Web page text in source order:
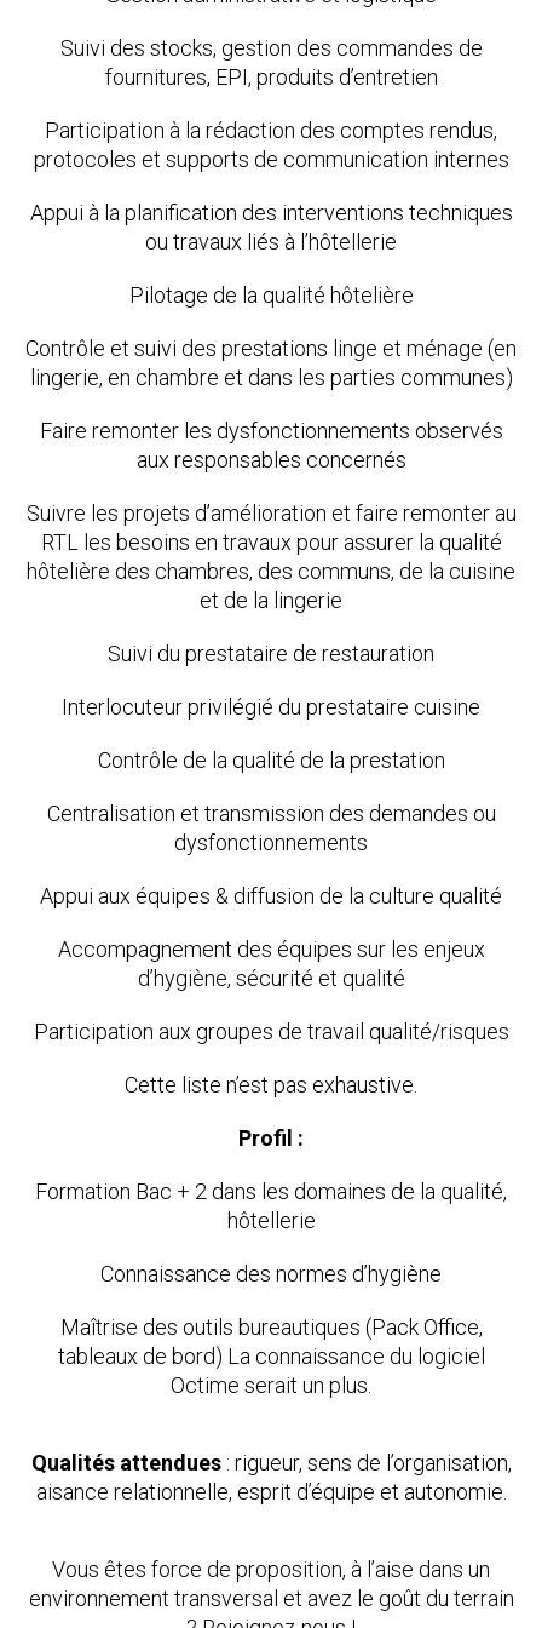
Suivi des stocks, gestion des commandes de
fournitures, EPI, produits d’entretien
Participation à la rédaction des comptes rendus,
protocoles et supports de communication internes
Appui à la planification des interventions techniques
ou travaux liés à l’hôtellerie
Pilotage de la qualité hôtelière
Contrôle et suivi des prestations linge et ménage (en
lingerie, en chambre et dans les parties communes)
Faire remonter les dysfonctionnements observés
aux responsables concernés
Suivre les projets d’amélioration et faire remonter au
RTL les besoins en travaux pour assurer la qualité
hôtelière des chambres, des communs, de la cuisine
et de la lingerie
Suivi du prestataire de restauration
Interlocuteur privilégié du prestataire cuisine
Contrôle de la qualité de la prestation
Centralisation et transmission des demandes ou
dysfonctionnements
Appui aux équipes & diffusion de la culture qualité
Accompagnement des équipes sur les enjeux
d’hygiène, sécurité et qualité
Participation aux groupes de travail qualité/risques
Cette liste n’est pas exhaustive.
Profil :
Formation Bac + 2 dans les domaines de la qualité,
hôtellerie
Connaissance des normes d’hygiène
Maîtrise des outils bureautiques (Pack Office,
tableaux de bord) La connaissance du logiciel
Octime serait un plus.
Qualités attendues: rigueur, sens de l’organisation,
aisance relationnelle, esprit d’équipe et autonomie.
Vous êtes force de proposition, à l’aise dans un
environnement transversal et avez le goût du terrain